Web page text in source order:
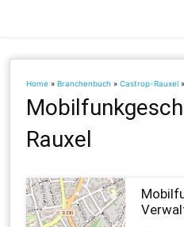
Home »Branchenbuch »Castrop-Rauxel
Rauxel